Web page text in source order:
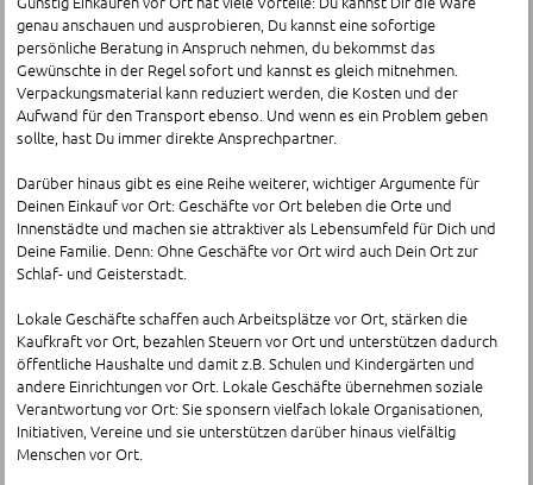
genau anschauen und ausprobieren, Du kannst eine sofortige
persönliche Beratung in Anspruch nehmen, du bekommst das
Gewünschte in der Regel sofort und kannst es gleich mitnehmen.
Verpackungsmaterial kann reduziert werden, die Kosten und der
Aufwand für den Transport ebenso. Und wenn es ein Problem geben
sollte, hast Du immer direkte Ansprechpartner.
Darüber hinaus gibt es eine Reihe weiterer, wichtiger Argumente für
Deinen Einkauf vor Ort: Geschäfte vor Ort beleben die Orte und
Innenstädte und machen sie attraktiver als Lebensumfeld für Dich und
Deine Familie. Denn: Ohne Geschäfte vor Ort wird auch Dein Ort zur
Schlaf- und Geisterstadt.
Lokale Geschäfte schaffen auch Arbeitsplätze vor Ort, stärken die
Kaufkraft vor Ort, bezahlen Steuern vor Ort und unterstützen dadurch
öffentliche Haushalte und damit z.B. Schulen und Kindergärten und
andere Einrichtungen vor Ort. Lokale Geschäfte übernehmen soziale
Verantwortung vor Ort: Sie sponsern vielfach lokale Organisationen,
Initiativen, Vereine und sie unterstützen darüber hinaus vielfältig
Menschen vor Ort.